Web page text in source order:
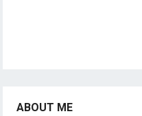
ABOUT ME